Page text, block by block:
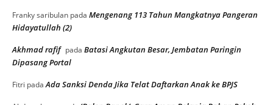
Franky saribulan pada Mengenang 113 Tahun Mangkatnya Pangeran
Hidayatullah (2)
Akhmad rafif pada Batasi Angkutan Besar, Jembatan Paringin
Dipasang Portal
Fitri padaAda Sanksi Denda Jika Telat Daftarkan Anak ke BPJS